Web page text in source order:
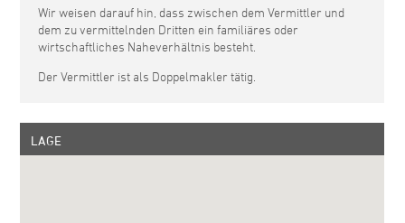
Wir weisen darauf hin, dass zwischen dem Vermittler und
dem zu vermittelnden Dritten ein familiäres oder
wirtschaftliches Naheverhältnis besteht.
Der Vermittler ist als Doppelmakler tätig.
LAGE